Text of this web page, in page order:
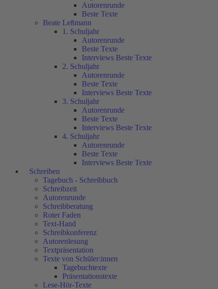
Autorenrunde
Beste Texte
Beate Leßmann
1. Schuljahr
Autorenrunde
Beste Texte
Interviews Beste Texte
2. Schuljahr
Autorenrunde
Beste Texte
Interviews Beste Texte
3. Schuljahr
Autorenrunde
Beste Texte
Interviews Beste Texte
4. Schuljahr
Autorenrunde
Beste Texte
Interviews Beste Texte
Schreiben
Tagebuch - Schreibbuch
Schreibzeit
Autorenrunde
Schreibberatung
Roter Faden
Text-Hand
Schreibkonferenz
Autorenlesung
Textpräsentation
Texte von Schüler:innen
Tagebuchtexte
Präsentationstexte
Lese-Hör-Texte